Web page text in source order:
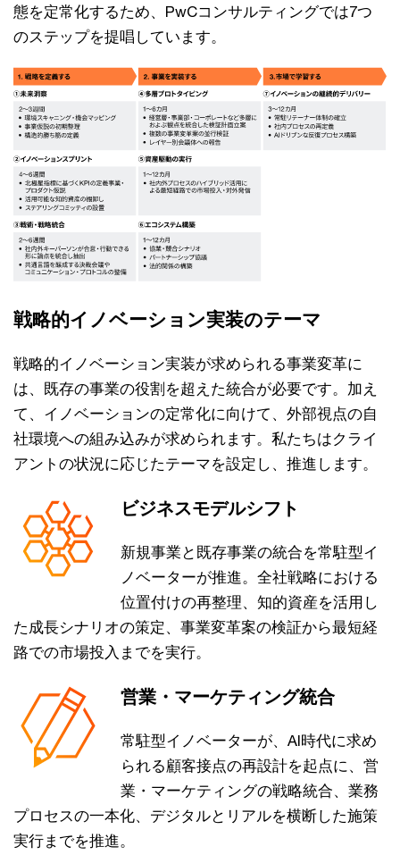
態を定常化するため、PwCコンサルティングでは7つ
のステップを提唱しています。
戦略的イノベーション実装のテーマ
戦略的イノベーション実装が求められる事業変革に
は、既存の事業の役割を超えた統合が必要です。加え
て、イノベーションの定常化に向けて、外部視点の自
社環境への組み込みが求められます。私たちはクライ
アントの状況に応じたテーマを設定し、推進します。
ビジネスモデルシフト
新規事業と既存事業の統合を常駐型イ
ノベーターが推進。全社戦略における
位置付けの再整理、知的資産を活用し
た成長シナリオの策定、事業変革案の検証から最短経
路での市場投入までを実行。
営業・マーケティング統合
常駐型イノベーターが、AI時代に求め
られる顧客接点の再設計を起点に、営
業・マーケティングの戦略統合、業務
プロセスの一本化、デジタルとリアルを横断した施策
実行までを推進。